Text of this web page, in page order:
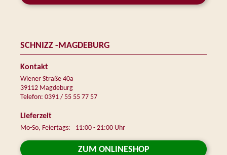
SCHNIZZ -MAGDEBURG
Kontakt
Wiener Straße 40a
39112 Magdeburg
Telefon: 0391 / 55 55 77 57
Lieferzeit
Mo-So, Feiertags: 11:00 - 21:00 Uhr
ZUM ONLINESHOP